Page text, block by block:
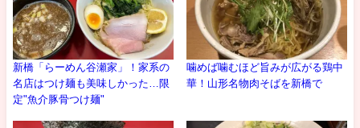
新橋「らーめん谷瀬家」！家系の
名店はつけ麺も美味しかった…限
定"魚介豚骨つけ麺"
噛めば噛むほど旨みが広がる鶏中
華！山形名物肉そばを新橋で